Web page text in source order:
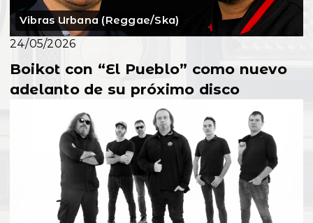
Vibras Urbana (Reggae/Ska)
24/05/2026
Boikot con “El Pueblo” como nuevo
adelanto de su próximo disco